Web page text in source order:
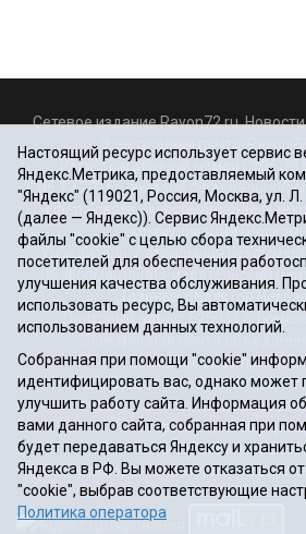
Сетевое издание Rayon72.ru.
Регистрационный номер СМИ Эл
06.12.2016г., выдано Федеральной
сфере связи, информационных
коммуникаций
Учредитель: Автономная
«Информационно-издательский
Главный редактор
Почтовый адрес: 625031
Электронная почта
Телефоны 8 (3452) 34-80-60, 69-
Политика
Информация об
Публичная
При использовании материалов ссылка
12+
Настоящий ресурс использует сервис
Яндекс.Метрика, предоставляемый
"Яндекс" (119021, Россия, Москва, ул. Л.
(далее — Яндекс)). Сервис
файлы "cookie" с целью сбора
посетителей для обеспечения
улучшения качества обслуживания.
использовать ресурс, Вы
использованием данных технологий.
Собранная при помощи "cookie"
идентифицировать вас, однако может
улучшить работу сайта. Информация
вами данного сайта, собранная при
будет передаваться Яндексу и
Яндекса в РФ. Вы можете отказаться
"cookie", выбрав соответствующие
Политика оператора